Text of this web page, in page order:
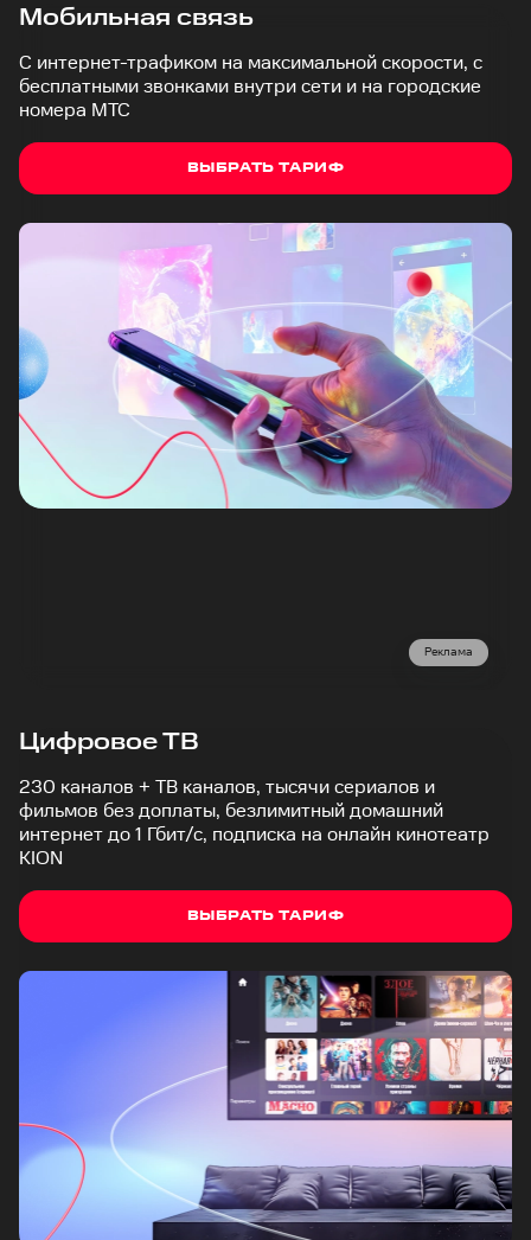
Мобильная связь
С интернет-трафиком на максимальной скорости, с
бесплатными звонками внутри сети и на городские
номера МТС
ВЫБРАТЬ ТАРИФ
Реклама
Цифровое ТВ
230 каналов + ТВ каналов, тысячи сериалов и
фильмов без доплаты, безлимитный домашний
интернет до 1 Гбит/с, подписка на онлайн кинотеатр
KION
ВЫБРАТЬ ТАРИФ